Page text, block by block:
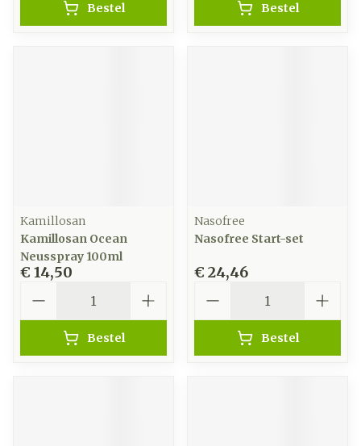
Bestel Bestel
Kamillosan
Kamillosan Ocean
Neusspray 100ml
€ 14,50
Bestel
Nasofree
Nasofree Start-set
€ 24,46
Bestel